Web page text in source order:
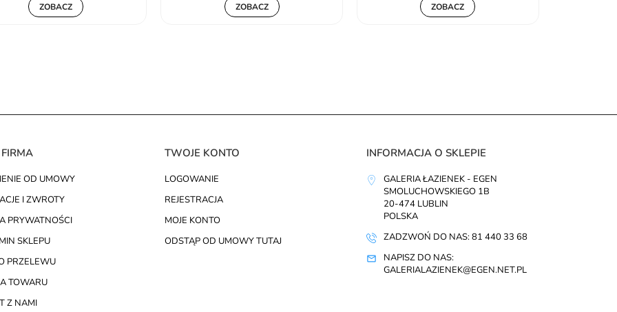
ZOBACZ ZOBACZ ZOBACZ
OD UMOWY
I ZWROTY
PRYWATNOŚCI
SKLEPU
PRZELEWU
TOWARU
Z NAMI
TWOJE KONTO
LOGOWANIE
REJESTRACJA
MOJE KONTO
ODSTĄP OD UMOWY TUTAJ
INFORMACJA O SKLEPIE
GALERIA ŁAZIENEK - EGEN
SMOLUCHOWSKIEGO 1B
20-474 LUBLIN
POLSKA
ZADZWOŃ DO NAS: 81 440 33 68
NAPISZ DO NAS:
GALERIALAZIENEK@EGEN.NET.PL